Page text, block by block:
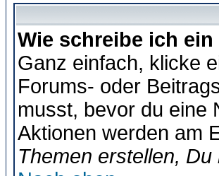
Wie schreibe ich
Ganz einfach, klicke
Forums- oder
musst, bevor du eine
Aktionen werden am
Themen erstellen,